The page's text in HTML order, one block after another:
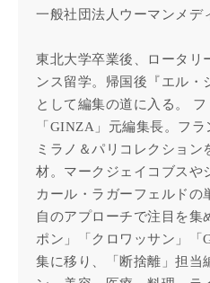
一般社団法人ウーマンメデ
東北大学卒業後、ロータリ
ンス留学。帰国後『エル・
として編集の道に入る。
「GINZA」元編集長。フラ
ミラノ＆パリコレクション
材。マークジェイコブスや
カール・ラガーフェルドの
自のアプローチで注目を集
ポン」「クロワッサン」
集に移り、「断捨離」担当